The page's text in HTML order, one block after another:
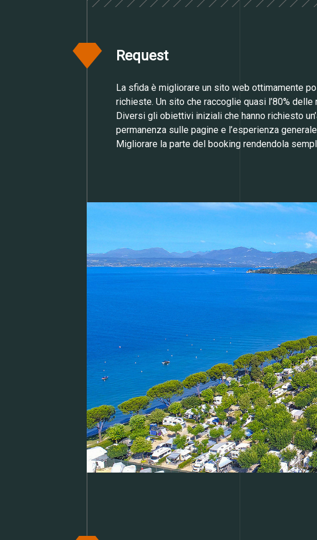
Request
La sfida è migliorare un sito web ottimamente
richieste. Un sito che raccoglie quasi l’80%
Diversi gli obiettivi iniziali che hanno richiesto
permanenza sulle pagine e l’esperienza
Migliorare la parte del booking rendendola